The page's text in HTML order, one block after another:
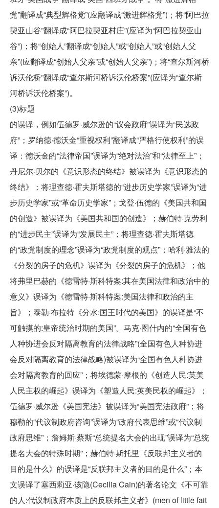
党”翻译成“典型辉格党”(应翻译成“激进辉格党”)；将“阿巴拉
契亚山谷”翻译成“阿巴拉契亚村庄”(应译为“阿巴拉契亚山
谷”)；将“创始人”翻译成“创始人”或“创始人”或“创始人父
亲”(应翻译成“创始人父亲”或“创始人父亲”)；将“查尔斯河桥
诉沃伦桥”翻译成“查尔斯河桥诉沃伦桥案”(应译为“查尔斯
河桥诉沃伦桥案”)。
(3)标题
的误译，例如伍德罗·威尔逊的“议会政府”误译为“民选政
府”；罗纳德·德沃金“重视权利”翻译成“严格行使权利”的误
译：德沃金的“法律帝国”误译为“绝对法治”和“法律至上”；
丹尼尔·贝尔的《意识形态的终结》被误译为《意识形态的
终结》；将理查德·霍夫斯塔德的“进步历史学家”误译为“进
步历史学家”或“革命历史学家”；戈登·伍德的《美国共和国
的创造》被误译为《美国共和国的创造》；赫伯特·克劳利
的“进步民主”误译为“发展民主”；将理查德·霍夫斯塔德
的“政党制度的理念”误译为“政党制度的观点”；哈利·雅法的
《分裂的房子的危机》误译为《分裂的房子的危机》；他
将弗里巴赫的《德雷特·斯科特案:其在美国法律和政治中的
意义》误译为《德雷特·斯科特案:美国法律和政治的主
旨》；泰勒·布拉特《分水:国王时代的美国》的误译是“不
可触摸的:皇帝统治时期的美国”。马克·图什内的“全国有色
人种协进会反对隔离教育的法律战略”(全国有色人种协进
会反对隔离教育的法律战略)被误译为“全国有色人种协进
会对隔离教育的回应”；将埃德蒙·摩根的《创造人民:英美
人民主权的崛起》误译为《塑造人民:英美民权的崛起》；
伍德罗·威尔逊《美国宪法》被误译为“美国宪法政府”；将
穆勒的“代议制政府咨询”误译为“政府代表思维”或“代议制
政府思维”；詹姆斯·蔡斯“总统提名大会的出现”误译为“总统
提名大会的特殊时期”；赫伯特·斯托里《反联邦主义者的
目的是什么》的误译是“反联邦主义者的目的是什么”；本
文误译了塞西莉亚·该隐(Cecilia Cain)的著名论文《不可靠
的人:代议制政府本质上的反联邦主义者》(men of little fait